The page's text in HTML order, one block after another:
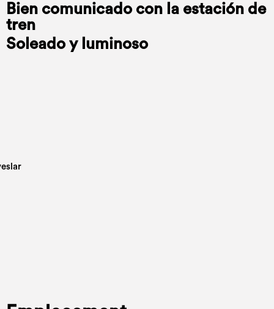
Bien comunicado con la estación de
tren
Soleado y luminoso